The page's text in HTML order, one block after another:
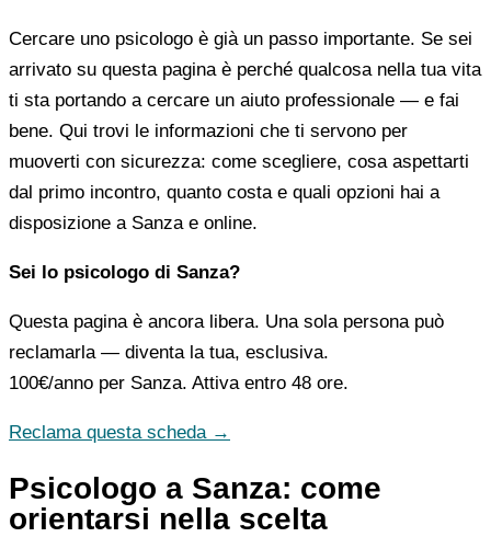
Cercare uno psicologo è già un passo importante. Se sei
arrivato su questa pagina è perché qualcosa nella tua vita
ti sta portando a cercare un aiuto professionale — e fai
bene. Qui trovi le informazioni che ti servono per
muoverti con sicurezza: come scegliere, cosa aspettarti
dal primo incontro, quanto costa e quali opzioni hai a
disposizione a Sanza e online.
Sei lo psicologo di Sanza?
Questa pagina è ancora libera. Una sola persona può
reclamarla — diventa la tua, esclusiva.
100€/anno per Sanza. Attiva entro 48 ore.
Reclama questa scheda →
Psicologo a Sanza: come
orientarsi nella scelta